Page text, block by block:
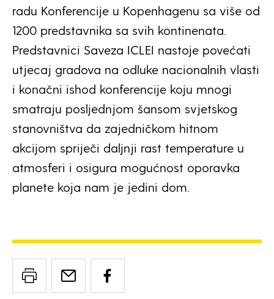
radu Konferencije u Kopenhagenu sa više od
1200 predstavnika sa svih kontinenata.
Predstavnici Saveza ICLEI nastoje povećati
utjecaj gradova na odluke nacionalnih vlasti
i konačni ishod konferencije koju mnogi
smatraju posljednjom šansom svjetskog
stanovništva da zajedničkom hitnom
akcijom spriječi daljnji rast temperature u
atmosferi i osigura mogućnost oporavka
planete koja nam je jedini dom.